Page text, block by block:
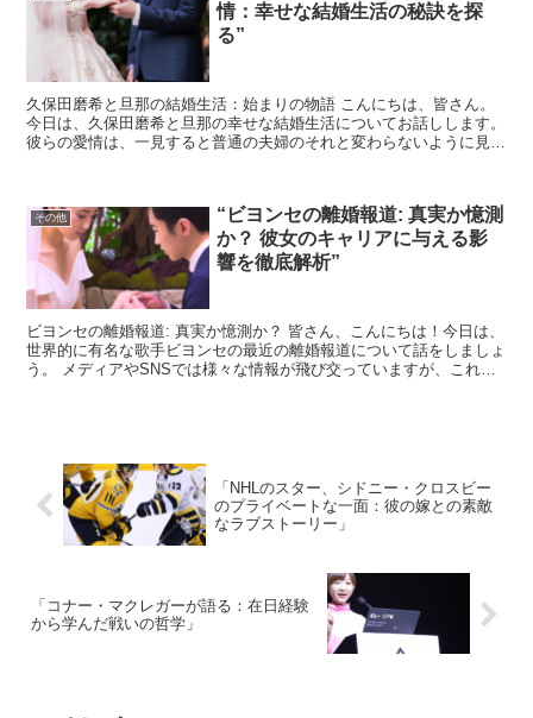
情：幸せな結婚生活の秘訣を探
る”
久保田磨希と旦那の結婚生活：始まりの物語 こんにちは、皆さん。
今日は、久保田磨希と旦那の幸せな結婚生活についてお話しします。
彼らの愛情は、一見すると普通の夫婦のそれと変わらないように見え
その他
“ビヨンセの離婚報道: 真実か憶測
か？ 彼女のキャリアに与える影
響を徹底解析”
ビヨンセの離婚報道: 真実か憶測か？ 皆さん、こんにちは！今日は、
世界的に有名な歌手ビヨンセの最近の離婚報道について話をしましょ
う。 メディアやSNSでは様々な情報が飛び交っていますが、これが
「NHLのスター、シドニー・クロスビー
のプライベートな一面：彼の嫁との素敵
なラブストーリー」
「コナー・マクレガーが語る：在日経験
から学んだ戦いの哲学」